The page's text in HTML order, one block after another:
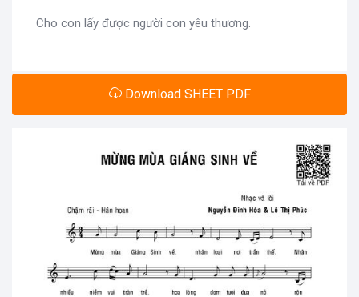
Cho con lấy được người con yêu thương.
Download SHEET PDF